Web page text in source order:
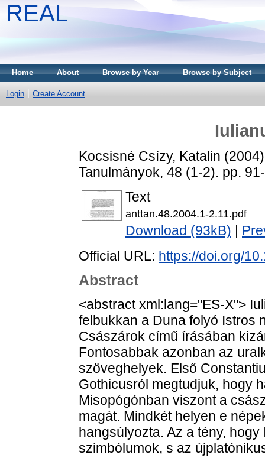
REAL
Home About Browse by Year Browse by Subject
Login Create Account
Kocsisné Csízy, Katalin
Tanulmányok, 48 (1-2). pp.
Text
anttan.48.2004.1-2.11.pdf
Download (93kB)
Official URL: https://doi.org/
Abstract
<abstract xml:lang="ES-X">
felbukkan a Duna folyó Istros
Császárok című írásában
Fontosabbak azonban az
szöveghelyek. Első
Gothicusról megtudjuk, hogy
Misopógónban viszont a
magát. Mindkét helyen e
hangsúlyozta. Az a tény,
szimbólumok, s az